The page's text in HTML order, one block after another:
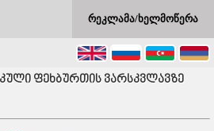
რეკლამა/ხელმოწერა
ფეხბურთის ვარსკვლავზე